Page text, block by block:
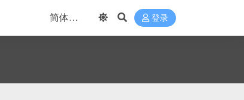
登录